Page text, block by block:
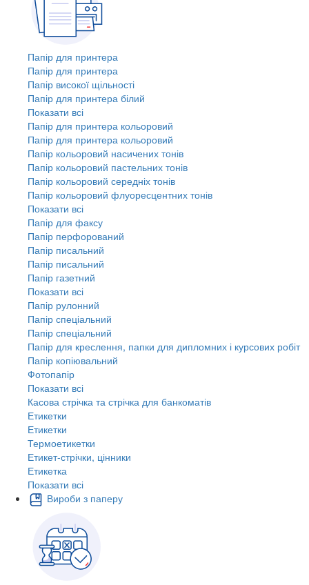
Папір для принтера
Папір для принтера
Папір високої щільності
Папір для принтера білий
Показати всі
Папір для принтера кольоровий
Папір для принтера кольоровий
Папір кольоровий насичених тонів
Папір кольоровий пастельних тонів
Папір кольоровий середніх тонів
Папір кольоровий флуоресцентних тонів
Показати всі
Папір для факсу
Папір перфорований
Папір писальний
Папір писальний
Папір газетний
Показати всі
Папір рулонний
Папір спеціальний
Папір спеціальний
Папір для креслення, папки для дипломних і курсових робіт
Папір копіювальний
Фотопапір
Показати всі
Касова стрічка та стрічка для банкоматів
Етикетки
Етикетки
Термоетикетки
Етикет-стрічки, цінники
Етикетка
Показати всі
Вироби з паперу